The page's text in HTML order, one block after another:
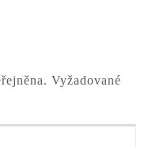
Vyžadované